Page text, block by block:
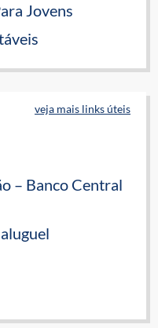
Jovens
veja mais links úteis
– Banco Central